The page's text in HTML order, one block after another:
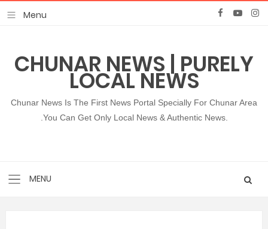
CHUNAR NEWS | PURELY
LOCAL NEWS
Chunar News Is The First News Portal Specially For Chunar Area
.You Can Get Only Local News & Authentic News.